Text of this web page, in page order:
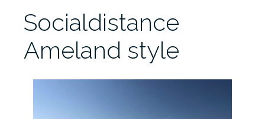
Socialdistance
Ameland style